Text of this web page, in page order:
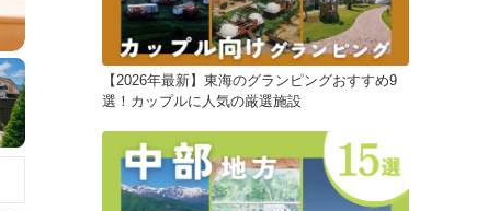
【2026年最新】東海のグランピングおすすめ9
選！カップルに人気の厳選施設